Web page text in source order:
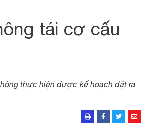
tái cơ cấu
thực hiện được kế hoạch đặt ra